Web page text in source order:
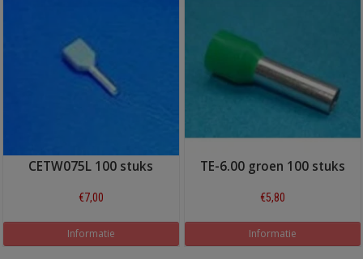
CETW075L 100 stuks
€7,00
Informatie
TE-6.00 groen 100 stuks
€5,80
Informatie